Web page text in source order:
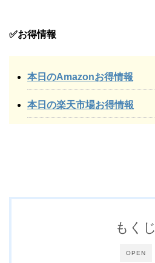
✅お得情報
本日のAmazonお得情報
本日の楽天市場お得情報
OPEN
もくじ